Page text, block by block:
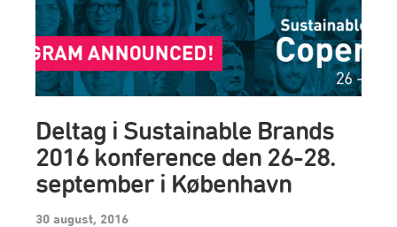
GREEN ATTRACTION
Deltag i Sustainable Brands
2016 konference den 26-28.
september i København
30 august, 2016